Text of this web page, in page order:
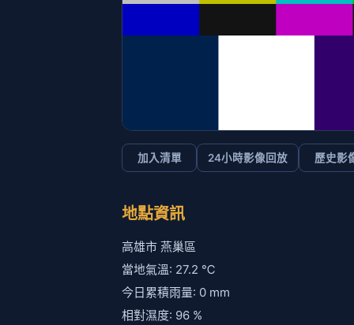
加入清單 24小時影像回放 歷史影
地點資訊
高雄市 燕巢區
當地氣溫: 27.2 ℃
今日累積雨量: 0 mm
相對濕度: 96 %